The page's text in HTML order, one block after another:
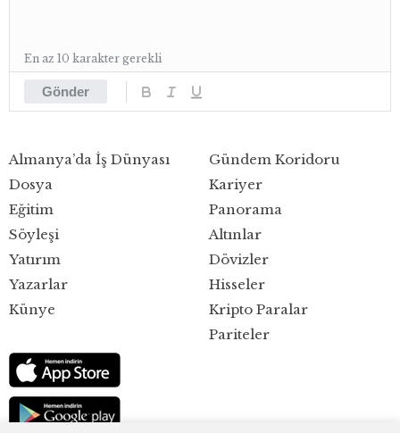
Gönder
En az 10 karakter gerekli
Almanya’da İş Dünyası
Dosya
Eğitim
Gündem Koridoru
Kariyer
Panorama
Söyleşi
Yatırım
Yazarlar
Künye
Altınlar
Dövizler
Hisseler
Kripto Paralar
Pariteler